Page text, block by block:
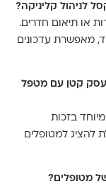
או תיאום חדרים.
מאפשרת עדכונים
קטן עם מטפל
בזכות
להציג למטופלים